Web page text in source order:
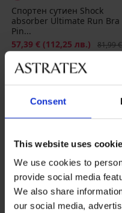
Consent
This website uses
We use cookies to
provide social media
We also share
our social media,
Спортен сутиен Shock
absorber Ultimate Run Bra
Pin...
Намаление
57,39 € (112,25 лв.)
81,99 €